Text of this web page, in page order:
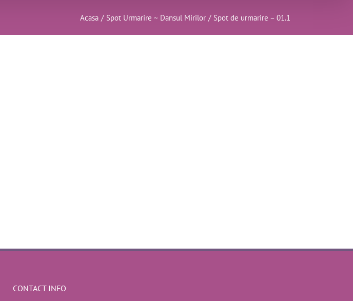
Acasa / Spot Urmarire ~ Dansul Mirilor / Spot de urmarire – 01.1
CONTACT INFO